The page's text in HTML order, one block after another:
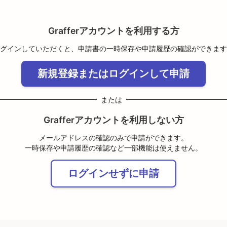
Grafferアカウントを利用する方
インしていただくと、申請書の一時保存や申請履歴の確認ができま
新規登録またはログインして申請
または
Grafferアカウントを利用しない方
メールアドレスの確認のみで申請ができます。
一時保存や申請履歴の確認など一部機能は使えません。
ログインせずに申請